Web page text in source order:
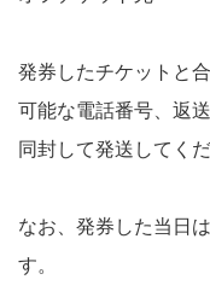
発券したチケットと
可能な電話番号、返
同封して発送してくだ
なお、発券した当日
す。